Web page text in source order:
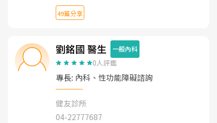
49篇分享
劉銘國 醫生 一般內科
0人評鑑
專長: 內科、性功能障礙諮詢
健友診所
04-22777687